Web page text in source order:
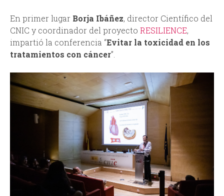
d
a
En primer lugar Borja Ibáñez, director Científico del
CNIC y coordinador del proyecto RESILIENCE,
impartió la conferencia “Evitar la toxicidad en los
tratamientos con cáncer”.